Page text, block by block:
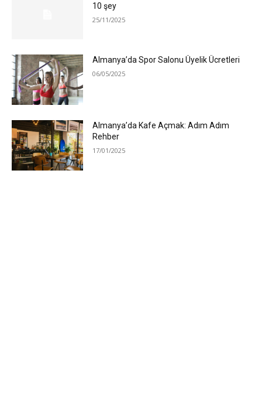
10 şey
25/11/2025
Almanya’da Spor Salonu Üyelik Ücretleri
06/05/2025
Almanya’da Kafe Açmak: Adım Adım
Rehber
17/01/2025